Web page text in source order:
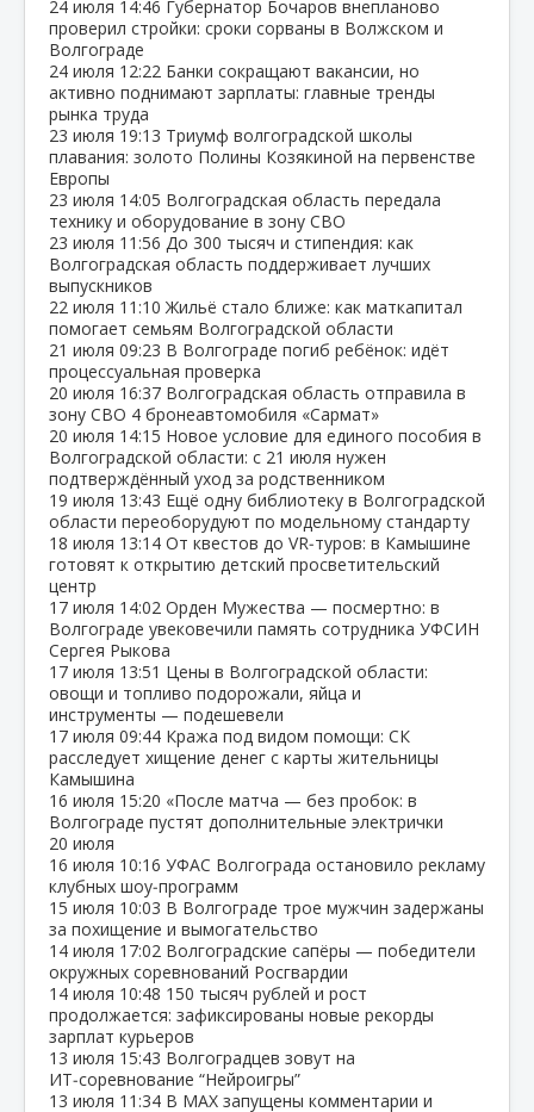
24 июля 14:46 Губернатор Бочаров внепланово
проверил стройки: сроки сорваны в Волжском и
Волгограде
24 июля 12:22 Банки сокращают вакансии, но
активно поднимают зарплаты: главные тренды
рынка труда
23 июля 19:13 Триумф волгоградской школы
плавания: золото Полины Козякиной на первенстве
Европы
23 июля 14:05 Волгоградская область передала
технику и оборудование в зону СВО
23 июля 11:56 До 300 тысяч и стипендия: как
Волгоградская область поддерживает лучших
выпускников
22 июля 11:10 Жильё стало ближе: как маткапитал
помогает семьям Волгоградской области
21 июля 09:23 В Волгограде погиб ребёнок: идёт
процессуальная проверка
20 июля 16:37 Волгоградская область отправила в
зону СВО 4 бронеавтомобиля «Сармат»
20 июля 14:15 Новое условие для единого пособия в
Волгоградской области: с 21 июля нужен
подтверждённый уход за родственником
19 июля 13:43 Ещё одну библиотеку в Волгоградской
области переоборудуют по модельному стандарту
18 июля 13:14 От квестов до VR‑туров: в Камышине
готовят к открытию детский просветительский
центр
17 июля 14:02 Орден Мужества — посмертно: в
Волгограде увековечили память сотрудника УФСИН
Сергея Рыкова
17 июля 13:51 Цены в Волгоградской области:
овощи и топливо подорожали, яйца и
инструменты — подешевели
17 июля 09:44 Кража под видом помощи: СК
расследует хищение денег с карты жительницы
Камышина
16 июля 15:20 «После матча — без пробок: в
Волгограде пустят дополнительные электрички
20 июля
16 июля 10:16 УФАС Волгограда остановило рекламу
клубных шоу‑программ
15 июля 10:03 В Волгограде трое мужчин задержаны
за похищение и вымогательство
14 июля 17:02 Волгоградские сапёры — победители
окружных соревнований Росгвардии
14 июля 10:48 150 тысяч рублей и рост
продолжается: зафиксированы новые рекорды
зарплат курьеров
13 июля 15:43 Волгоградцев зовут на
ИТ‑соревнование “Нейроигры”
13 июля 11:34 В МАХ запущены комментарии и